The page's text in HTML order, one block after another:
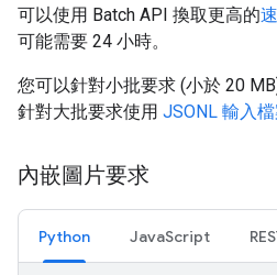
可以使用 Batch API 換取更高的
可能需要 24 小時。
您可以針對小批要求 (小於 20
針對大批要求使用 JSONL 輸入
內嵌圖片要求
Python JavaScript